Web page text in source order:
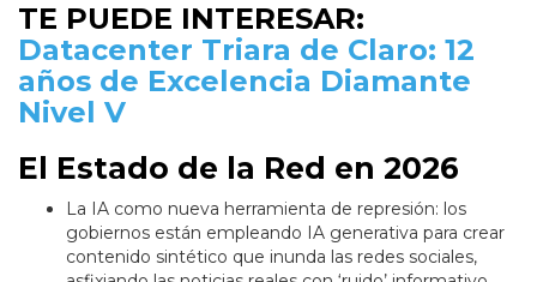
TE PUEDE INTERESAR:
Datacenter Triara de Claro: 12
años de Excelencia Diamante
Nivel V
El Estado de la Red en 2026
La IA como nueva herramienta de represión: los
gobiernos están empleando IA generativa para crear
contenido sintético que inunda las redes sociales,